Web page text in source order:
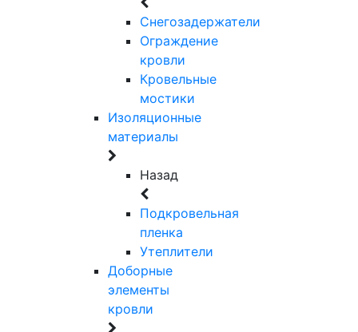
Снегозадержатели
Ограждение
кровли
Кровельные
мостики
Изоляционные
материалы
Назад
Подкровельная
пленка
Утеплители
Доборные
элементы
кровли